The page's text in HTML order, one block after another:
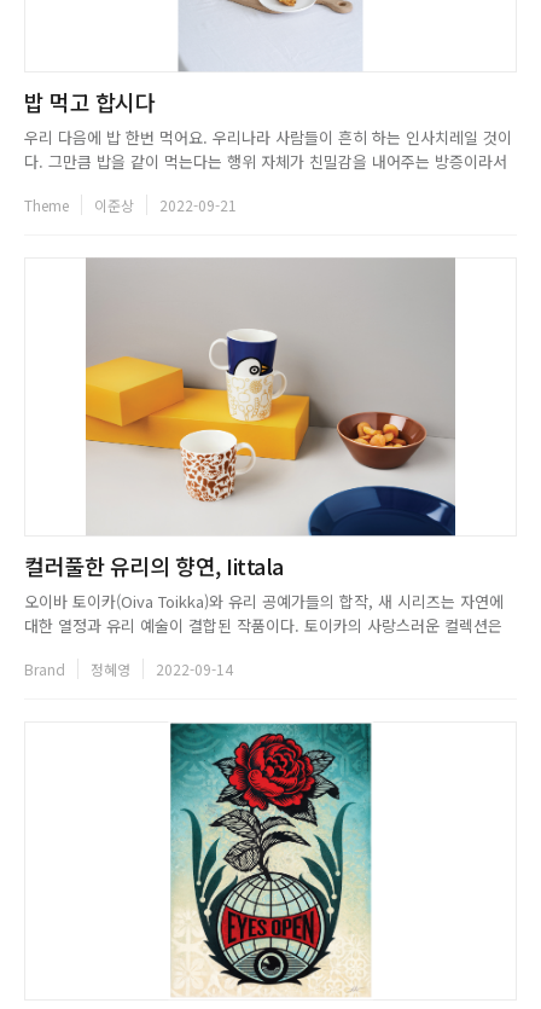
밥 먹고 합시다
우리 다음에 밥 한번 먹어요. 우리나라 사람들이 흔히 하는 인사치레일 것이
다. 그만큼 밥을 같이 먹는다는 행위 자체가 친밀감을 내어주는 방증이라서
어 누군가와 밥을 먹는다는 건 중요한 세 번의 기회 중 한번을 그에게 내준다
Theme 이준상 2022-09-21
컬러풀한 유리의 향연, Iittala
오이바 토이카(Oiva Toikka)와 유리 공예가들의 합작, 새 시리즈는 자연에
대한 열정과 유리 예술이 결합된 작품이다. 토이카의 사랑스러운 컬렉션은
사용했다. 납작한 꼬리와 물방울을 연상케 하는 머리는 몸통과 대조적인 어
Brand 정혜영 2022-09-14